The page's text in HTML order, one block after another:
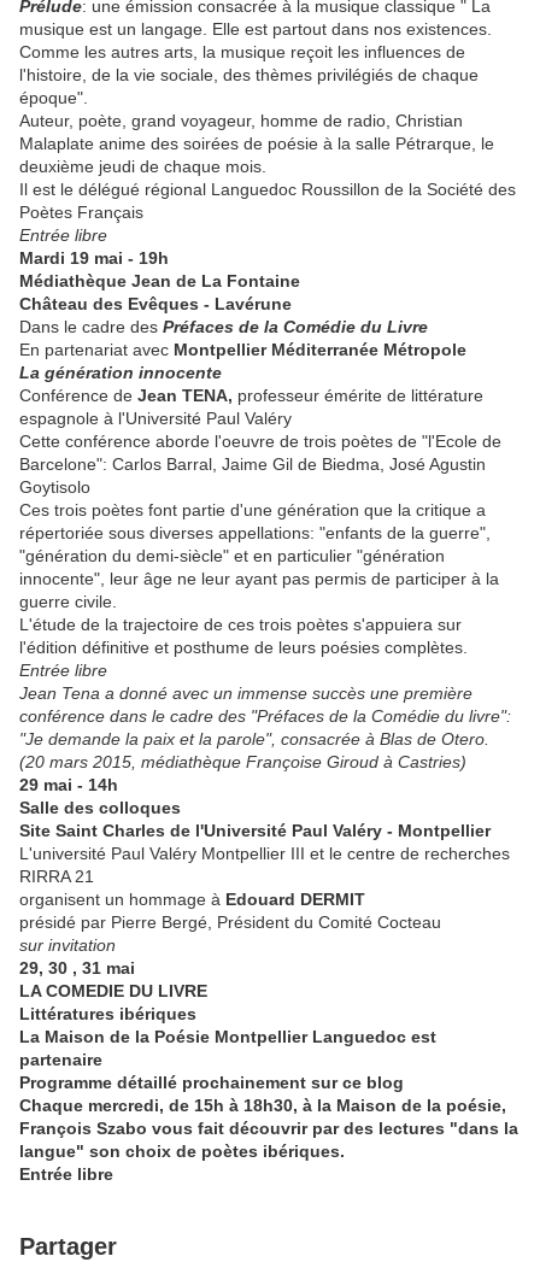
Prélude: une émission consacrée à la musique classique " La
musique est un langage. Elle est partout dans nos existences.
Comme les autres arts, la musique reçoit les influences de
l'histoire, de la vie sociale, des thèmes privilégiés de chaque
époque".
Auteur, poète, grand voyageur, homme de radio, Christian
Malaplate anime des soirées de poésie à la salle Pétrarque, le
deuxième jeudi de chaque mois.
Il est le délégué régional Languedoc Roussillon de la Société des
Poètes Français
Entrée libre
Mardi 19 mai - 19h
Médiathèque Jean de La Fontaine
Château des Evêques - Lavérune
Dans le cadre des Préfaces de la Comédie du Livre
En partenariat avec Montpellier Méditerranée Métropole
La génération innocente
Conférence de Jean TENA, professeur émérite de littérature
espagnole à l'Université Paul Valéry
Cette conférence aborde l'oeuvre de trois poètes de "l'Ecole de
Barcelone": Carlos Barral, Jaime Gil de Biedma, José Agustin
Goytisolo
Ces trois poètes font partie d'une génération que la critique a
répertoriée sous diverses appellations: "enfants de la guerre",
"génération du demi-siècle" et en particulier "génération
innocente", leur âge ne leur ayant pas permis de participer à la
guerre civile.
L'étude de la trajectoire de ces trois poètes s'appuiera sur
l'édition définitive et posthume de leurs poésies complètes.
Entrée libre
Jean Tena a donné avec un immense succès une première
conférence dans le cadre des "Préfaces de la Comédie du livre":
"Je demande la paix et la parole", consacrée à Blas de Otero.
(20 mars 2015, médiathèque Françoise Giroud à Castries)
29 mai - 14h
Salle des colloques
Site Saint Charles de l'Université Paul Valéry - Montpellier
L'université Paul Valéry Montpellier III et le centre de recherches
RIRRA 21
organisent un hommage à Edouard DERMIT
présidé par Pierre Bergé, Président du Comité Cocteau
sur invitation
29, 30 , 31 mai
LA COMEDIE DU LIVRE
Littératures ibériques
La Maison de la Poésie Montpellier Languedoc est
partenaire
Programme détaillé prochainement sur ce blog
Chaque mercredi, de 15h à 18h30, à la Maison de la poésie,
François Szabo vous fait découvrir par des lectures "dans la
langue" son choix de poètes ibériques.
Entrée libre
Partager